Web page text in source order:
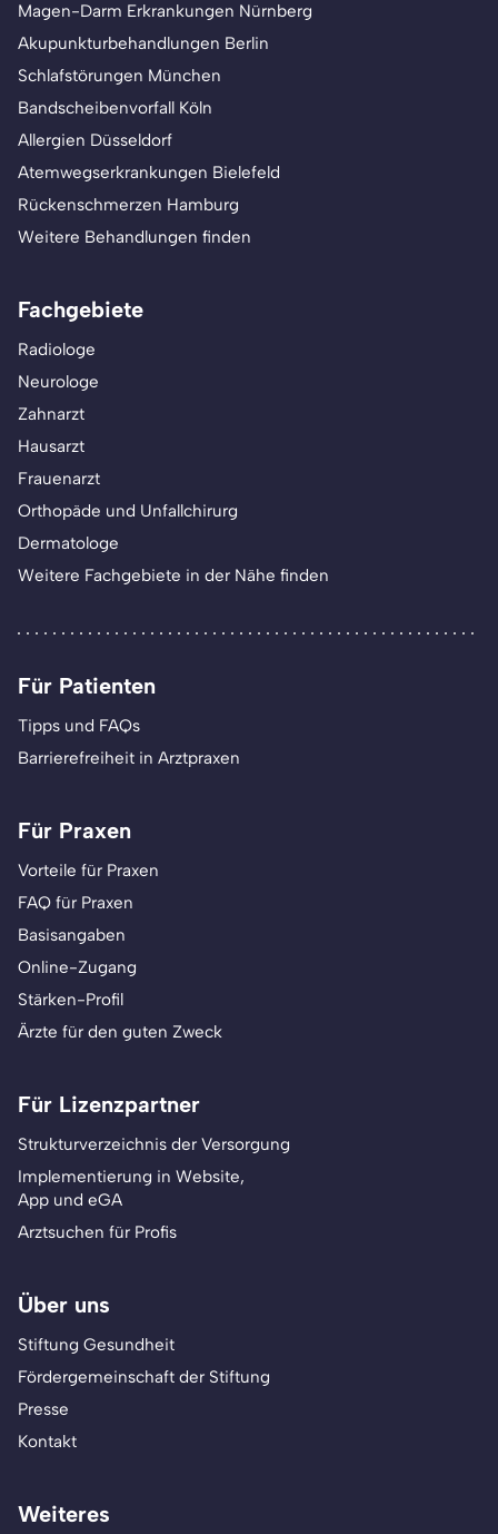
Magen-Darm Erkrankungen Nürnberg
Akupunkturbehandlungen Berlin
Schlafstörungen München
Bandscheibenvorfall Köln
Allergien Düsseldorf
Atemwegserkrankungen Bielefeld
Rückenschmerzen Hamburg
Weitere Behandlungen finden
Fachgebiete
Radiologe
Neurologe
Zahnarzt
Hausarzt
Frauenarzt
Orthopäde und Unfallchirurg
Dermatologe
Weitere Fachgebiete in der Nähe finden
Für Patienten
Tipps und FAQs
Barrierefreiheit in Arztpraxen
Für Praxen
Vorteile für Praxen
FAQ für Praxen
Basisangaben
Online-Zugang
Stärken-Profil
Ärzte für den guten Zweck
Für Lizenzpartner
Strukturverzeichnis der Versorgung
Implementierung in Website,
App und eGA
Arztsuchen für Profis
Über uns
Stiftung Gesundheit
Fördergemeinschaft der Stiftung
Presse
Kontakt
Weiteres